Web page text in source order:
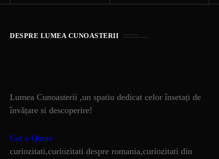
DESPRE LUMEA CUNOASTERII
Lumea Cunoasterii ,un spatiu dedicat celor însetați de
învățare si descoperire!
Get a Quote
curiozitati,curiozitati despre romania,curiozitati din